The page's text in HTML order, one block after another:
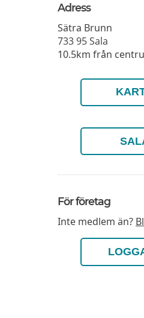
Adress
Sätra Brunn
733 95Sala
10.5km från
För företag
Inte medlem än?